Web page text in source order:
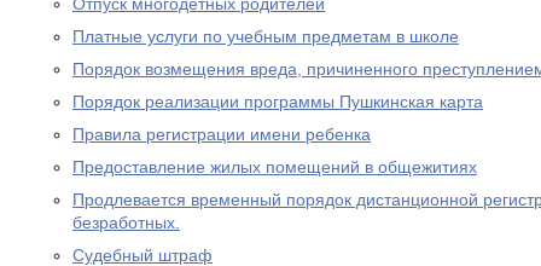
Платные услуги по учебным предметам в школе
Порядок возмещения вреда, причиненного
Порядок реализации программы Пушкинская карта
Правила регистрации имени ребенка
Предоставление жилых помещений в общежитиях
Продлевается временный порядок дистанционной
безработных.
Судебный штраф